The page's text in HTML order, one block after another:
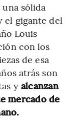
sólida
el gigante del
Louis
con los
de esa
atrás son
y alcanzan
mercado de